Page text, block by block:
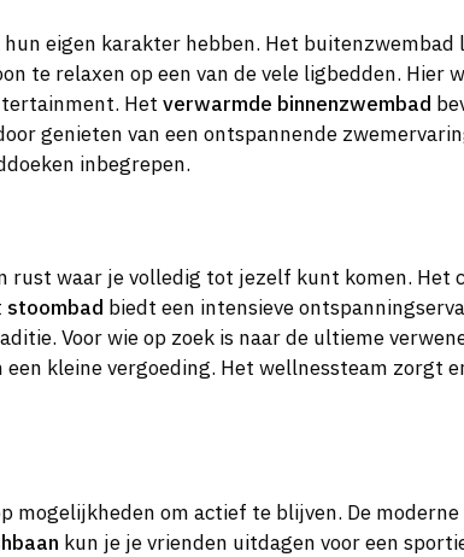
hun eigen karakter hebben. Het
te relaxen op een van de vele ligbedden. Hier
Het verwarmde binnenzwembad
genieten van een ontspannende
inbegrepen.
rust waar je volledig tot jezelf kunt komen.
stoombad biedt een intensieve
Voor wie op zoek is naar de ultieme
een kleine vergoeding. Het wellnessteam zorgt
mogelijkheden om actief te blijven. De moderne
kun je je vrienden uitdagen voor een